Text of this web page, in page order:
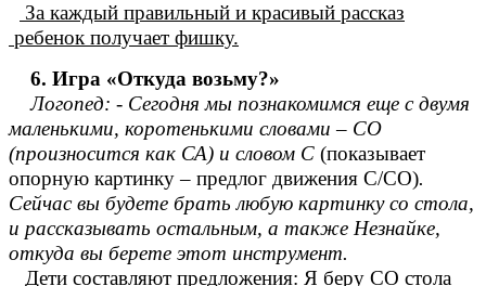
За каждый правильный и красивый рассказ
ребенок получает фишку.
6. Игра «Откуда возьму?»
Логопед: - Сегодня мы познакомимся еще с двумя
маленькими, коротенькими словами – СО
(произносится как СА) и словом С (показывает
опорную картинку – предлог движения С/СО).
Сейчас вы будете брать любую картинку со стола,
и рассказывать остальным, а также Незнайке,
откуда вы берете этот инструмент.
Дети составляют предложения: Я беру СО стола